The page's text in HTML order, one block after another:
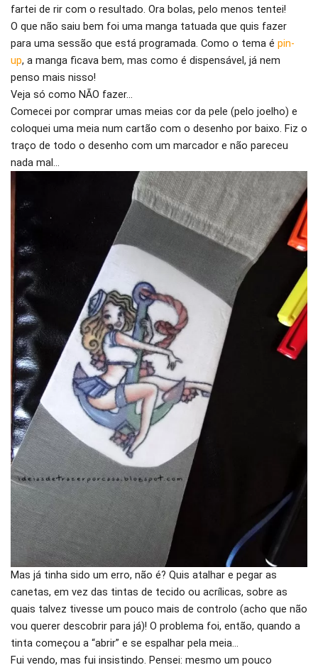
fartei de rir com o resultado. Ora bolas, pelo menos tentei!
O que não saiu bem foi uma manga tatuada que quis fazer
para uma sessão que está programada. Como o tema é pin-
up, a manga ficava bem, mas como é dispensável, já nem
penso mais nisso!
Veja só como NÃO fazer…
Comecei por comprar umas meias cor da pele (pelo joelho) e
coloquei uma meia num cartão com o desenho por baixo. Fiz o
traço de todo o desenho com um marcador e não pareceu
nada mal…
Mas já tinha sido um erro, não é? Quis atalhar e pegar as
canetas, em vez das tintas de tecido ou acrílicas, sobre as
quais talvez tivesse um pouco mais de controlo (acho que não
vou querer descobrir para já)! O problema foi, então, quando a
tinta começou a “abrir” e se espalhar pela meia…
Fui vendo, mas fui insistindo. Pensei: mesmo um pouco